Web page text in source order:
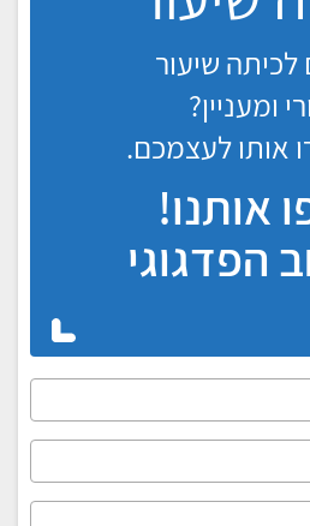
שיעור
ומעניין?
אותו לעצמכם.
אותנו!
הפדגוגי